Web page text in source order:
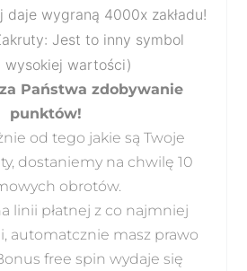
daje wygraną 4000x zakładu!
Jest to inny symbol
wysokiej wartości)
Państwa zdobywanie
punktów!
od tego jakie są Twoje
dostaniemy na chwilę 10
obrotów.
linii płatnej z co najmniej
automatcznie masz prawo
free spin wydaje się